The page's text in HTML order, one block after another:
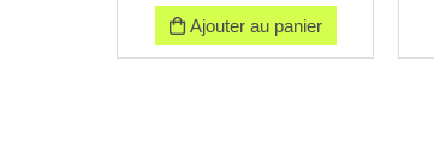
Ajouter au panier